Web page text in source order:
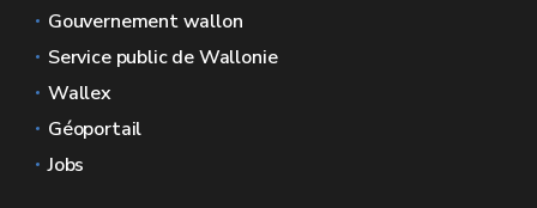
Gouvernement wallon
Service public de Wallonie
Wallex
Géoportail
Jobs